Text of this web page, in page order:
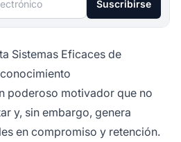
Suscribirse
Sistemas Eficaces de
poderoso motivador que no
y, sin embargo, genera
en compromiso y retención.